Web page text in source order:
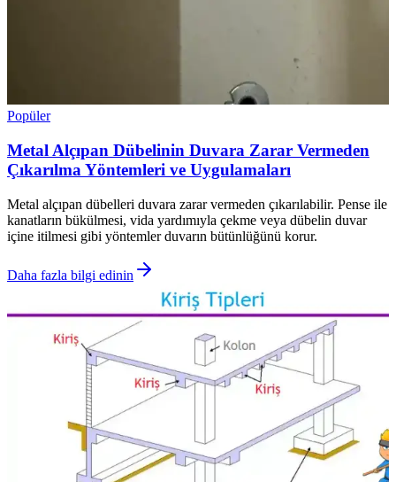
Popüler
Metal Alçıpan Dübelinin Duvara Zarar Vermeden
Çıkarılma Yöntemleri ve Uygulamaları
Metal alçıpan dübelleri duvara zarar vermeden çıkarılabilir. Pense ile
kanatların bükülmesi, vida yardımıyla çekme veya dübelin duvar
içine itilmesi gibi yöntemler duvarın bütünlüğünü korur.
Daha fazla bilgi edinin